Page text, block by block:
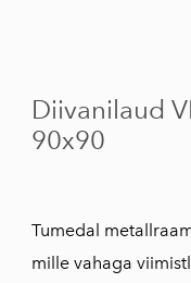
Diivanilaud
90x90
Tumedal
mille vahaga